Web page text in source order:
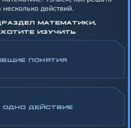
ПОНЯТИЯ
ОДНО ДЕЙСТВИЕ
МАТЕМАТИКИ,
ИЗУЧИТЬ
действий.